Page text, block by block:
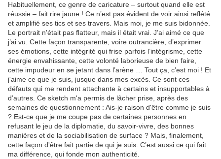
Habituellement, ce genre de caricature – surtout quand elle est
réussie – fait rire jaune ! Ce n’est pas évident de voir ainsi reflété
et amplifié ses tics et ses travers. Mais moi, je me suis bidonnée.
Le portrait n'était pas flatteur, mais il était vrai. J’ai aimé ce que
j’ai vu. Cette façon transparente, voire outrancière, d’exprimer
ses émotions, cette intégrité qui frise parfois l’intégrisme, cette
énergie envahissante, cette volonté laborieuse de bien faire,
cette impudeur en se jetant dans l’arène … Tout ça, c’est moi ! Et
j'aime ce que je suis, jusque dans mes excès. Ce sont ces
défauts qui me rendent attachante à certains et insupportables à
d’autres. Ce sketch m'a permis de lâcher prise, après des
semaines de questionnement : Ais-je raison d'être comme je suis
? Est-ce que je me coupe pas de certaines personnes en
refusant le jeu de la diplomatie, du savoir-vivre, des bonnes
manières et de la sociabilisation de surface ? Mais, finalement,
cette façon d'être fait partie de qui je suis. C’est aussi ce qui fait
ma différence, qui fonde mon authenticité.